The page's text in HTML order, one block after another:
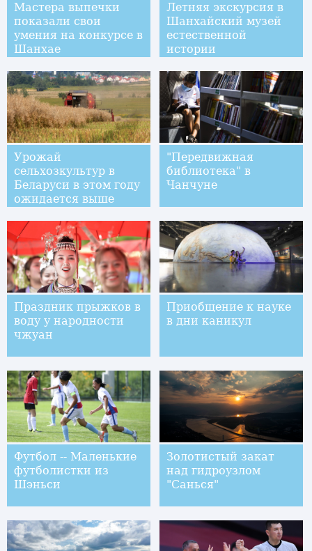
Мастера выпечки
показали свои
умения на конкурсе в
Шанхае
Летняя экскурсия в
Шанхайский музей
естественной
истории
Урожай
сельхозкультур в
Беларуси в этом году
ожидается выше
"Передвижная
библиотека" в
Чанчуне
Праздник прыжков в
воду у народности
чжуан
Приобщение к науке
в дни каникул
Футбол -- Маленькие
футболистки из
Шэньси
Золотистый закат
над гидроузлом
"Санься"